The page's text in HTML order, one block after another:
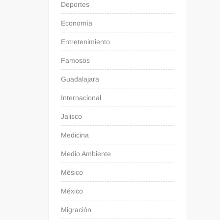
Deportes
Economía
Entretenimiento
Famosos
Guadalajara
Internacional
Jalisco
Medicina
Medio Ambiente
Mésico
México
Migración